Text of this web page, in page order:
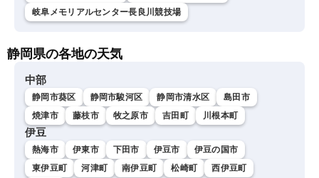
岐阜メモリアルセンター長良川競技場
静岡県の各地の天気
中部
静岡市葵区 静岡市駿河区 静岡市清水区
島田市
焼津市
藤枝市 牧之原市 吉田町 川根本町
伊豆
熱海市 伊東市 下田市 伊豆市
伊豆の国市
東伊豆町
河津町 南伊豆町 松崎町 西伊豆町